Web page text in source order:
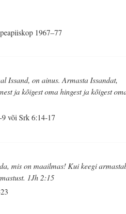
1967–77
Issand, on ainus. Armasta Issandat,
ja kõigest oma hingest ja kõigest
või Srk 6:14-17
mis on maailmas! Kui keegi
1Jh 2:15